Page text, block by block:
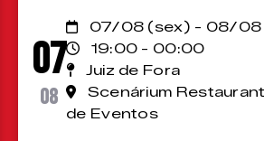
07
08
07/08 (sex) - 08/08
19:00 - 00:00
Juiz de Fora
Scenárium
de Eventos